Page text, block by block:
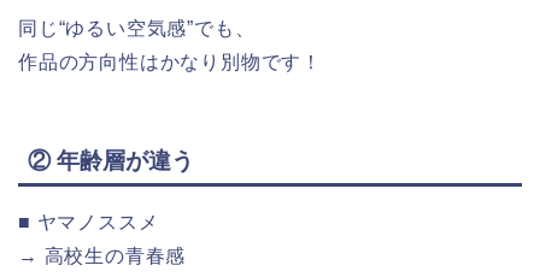
同じ“ゆるい空気感”でも、
作品の方向性はかなり別物です！
② 年齢層が違う
■ ヤマノススメ
→ 高校生の青春感